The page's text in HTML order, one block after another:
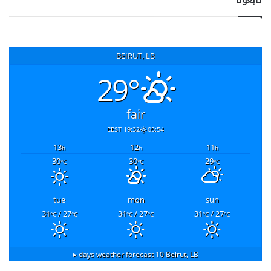
BEIRUT, LB
29°
fair
05:54
19:32 EEST
11h
12h
13h
29°C
30°C
30°C
sun
mon
tue
31°C/ 27°C
31°C/ 27°C
31°C/ 27°C
Beirut, LB
10 days weather forecast ▸